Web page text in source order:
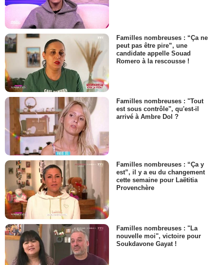
Familles nombreuses : “Ça ne
peut pas être pire”, une
candidate appelle Souad
Romero à la rescousse !
Familles nombreuses : "Tout
est sous contrôle", qu'est-il
arrivé à Ambre Dol ?
Familles nombreuses : “Ça y
est”, il y a eu du changement
cette semaine pour Laëtitia
Provenchère
Familles nombreuses : "La
nouvelle moi", victoire pour
Soukdavone Gayat !